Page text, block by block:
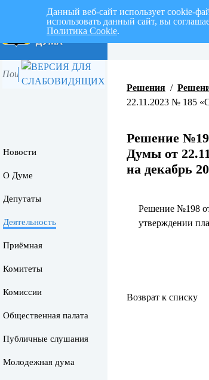
Новости
О Думе
Депутаты
Деятельность
Приёмная
Комитеты
Комиссии
Общественная палата
Публичные слушания
Молодежная дума
Решения /
22.11.2023 № 185
Решение
Думы от
на декабрь
Решение №198
утверждении
Возврат к списку
Данный веб-сайт использует cookie-
использовать данный сайт, вы
Политика Cookie.